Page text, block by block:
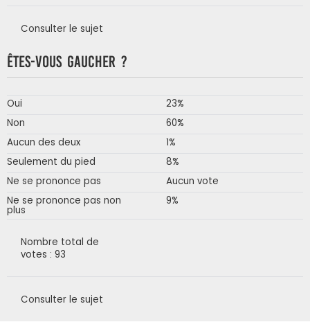
Consulter le sujet
Êtes-vous gaucher ?
Oui
23%
Non
60%
Aucun des deux
1%
Seulement du pied
8%
Ne se prononce pas
Aucun vote
Ne se prononce pas non
plus
9%
Nombre total de
votes : 93
Consulter le sujet